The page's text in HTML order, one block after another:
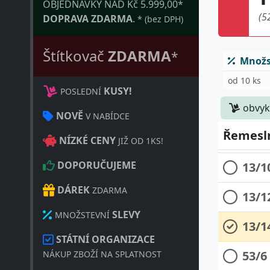
OBJEDNÁVKY NAD Kč 5.999,00*
DOPRAVA ZDARMA. * (bez DPH)
Štítkovač ZDARMA*
POSLEDNÍ KUSY!
NOVĚ V NABÍDCE
NÍZKÉ CENY JIŽ OD 1KS!
DOPORUČUJEME
DÁREK ZDARMA
MNOŽSTEVNÍ SLEVY
STÁTNÍ ORGANIZACE
NÁKUP ZBOŽÍ NA SPLATNOST
od 10 ks
13/
13/
13/
13/
13/
53/